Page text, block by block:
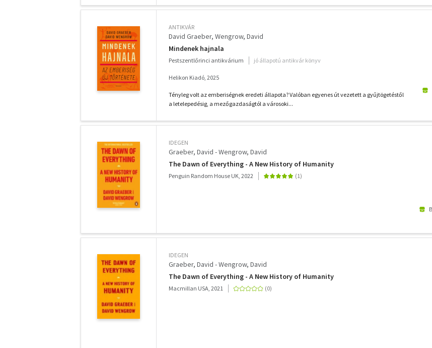
ANTIKVÁR
David Graeber Wengrow, David
Mindenek hajnala
Pestszentlőrinci antikvárium jó állapotú antikvár könyv
Helikon Kiadó, 2025
Tényleg volt az emberiségnek eredeti állapota? Valóban egyenes út vezetett a gyűjtögetéstől
a letelepedésig, a mezőgazdaságtól a városoki...
IDEGEN
Graeber, David - Wengrow, David
The Dawn of Everything - A New History of Humanity
Penguin Random House UK, 2022
IDEGEN
Graeber, David - Wengrow, David
The Dawn of Everything - A New History of Humanity
Macmillan USA, 2021